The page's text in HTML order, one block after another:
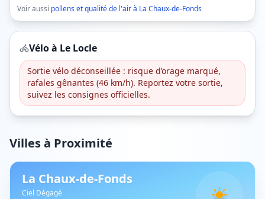
Voir aussi pollens et qualité de l'air à La Chaux-de-Fonds
Vélo à Le Locle
Sortie vélo déconseillée : risque d’orage marqué,
rafales gênantes (46 km/h). Reportez votre sortie,
suivez les consignes officielles.
Villes à Proximité
La Chaux-de-Fonds
Ciel Dégagé